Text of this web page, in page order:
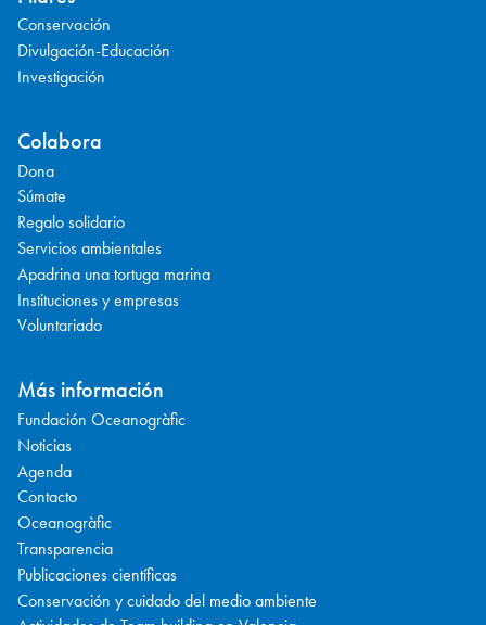
Conservación
Divulgación-Educación
Investigación
Colabora
Dona
Súmate
Regalo solidario
Servicios ambientales
Apadrina una tortuga marina
Instituciones y empresas
Voluntariado
Más información
Fundación Oceanogràfic
Noticias
Agenda
Contacto
Oceanogràfic
Transparencia
Publicaciones científicas
Conservación y cuidado del medio ambiente